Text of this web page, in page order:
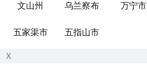
文山州 乌兰察布 万宁市
五家渠市 五指山市
X